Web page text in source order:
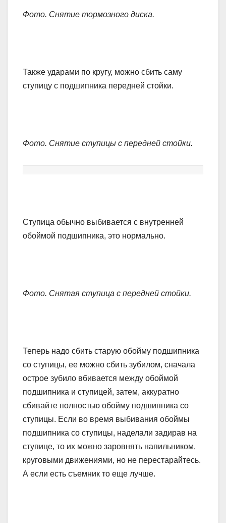
Фото. Снятие тормозного диска.
Также ударами по кругу, можно сбить саму
ступицу с подшипника передней стойки.
Фото. Снятие ступицы с передней стойки.
Ступица обычно выбивается с внутренней
обоймой подшипника, это нормально.
Фото. Снятая ступица с передней стойки.
Теперь надо сбить старую обойму подшипника
со ступицы, ее можно сбить зубилом, сначала
острое зубило вбивается между обоймой
подшипника и ступицей, затем, аккуратно
сбивайте полностью обойму подшипника со
ступицы. Если во время выбивания обоймы
подшипника со ступицы, наделали задирав на
ступице, то их можно заровнять напильником,
круговыми движениями, но не перестарайтесь.
А если есть съемник то еще лучше.